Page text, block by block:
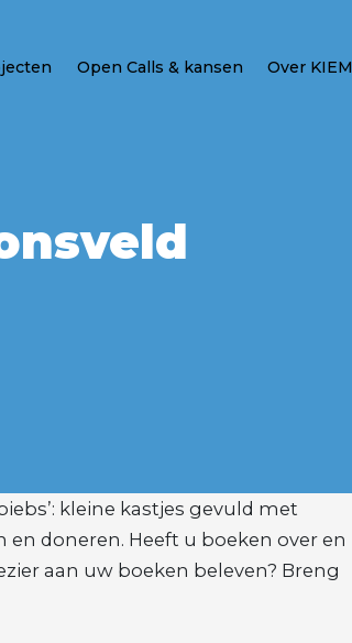
Open Calls & kansen Over KIEM
kleine kastjes gevuld met
doneren. Heeft u boeken over en
aan uw boeken beleven? Breng